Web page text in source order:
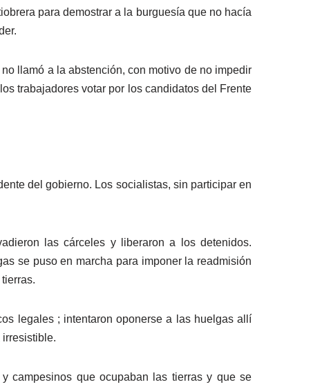
para demostrar a la burguesía que no hacía
llamó a la abstención, con motivo de no impedir
trabajadores votar por los candidatos del Frente
del gobierno. Los socialistas, sin participar en
las cárceles y liberaron a los detenidos.
se puso en marcha para imponer la readmisión
legales ; intentaron oponerse a las huelgas allí
campesinos que ocupaban las tierras y que se